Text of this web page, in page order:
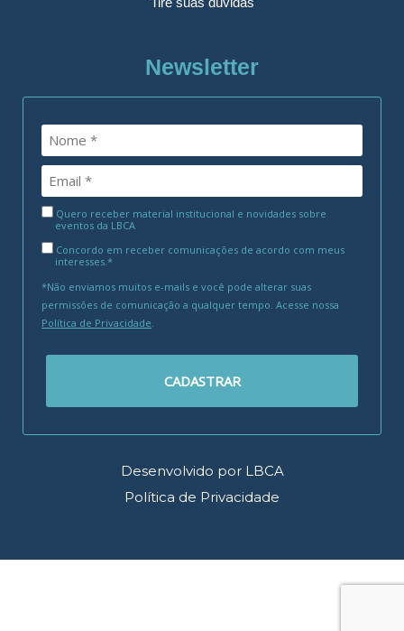
Newsletter
Quero receber material institucional e novidades sobre
eventos da LBCA
Concordo em receber comunicações de acordo com meus
interesses.*
*Não enviamos muitos e-mails e você pode alterar suas
permissões de comunicação a qualquer tempo. Acesse nossa
Política de Privacidade.
CADASTRAR
Desenvolvido por LBCA
Política de Privacidade